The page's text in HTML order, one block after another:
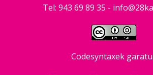
Tel: 943 69 89 35 -
Codesyntaxek